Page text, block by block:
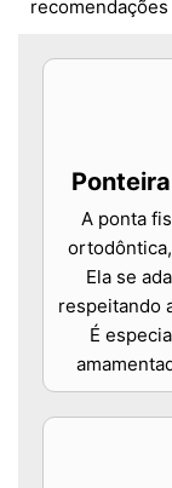
A ponta
Ela se
respeitando
É